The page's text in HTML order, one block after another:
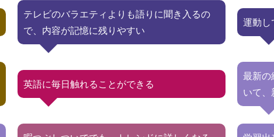
テレビのバラエティよりも語りに聞き入るの
で、内容が記憶に残りやすい
運動し
英語に毎日触れることができる
最新の
いて